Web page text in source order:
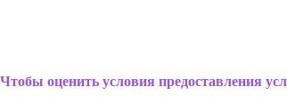
Чтобы оценить условия предоставления